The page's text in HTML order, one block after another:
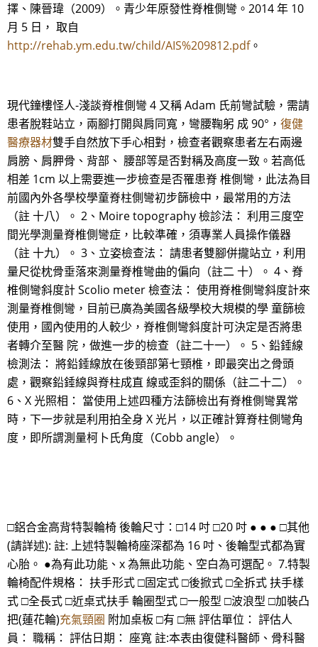
擇、陳晉瑋（2009）。青少年原發性脊椎側彎。2014 年 10
月 5 日， 取自
http://rehab.ym.edu.tw/child/AIS%209812.pdf。
現代鐘樓怪人-淺談脊椎側彎 4 又稱 Adam 氏前彎試驗，需請
患者脫鞋站立，兩腳打開與肩同寬，彎腰鞠躬 成 90°， 復健
醫療器材雙手自然放下手心相對，檢查者觀察患者左右兩邊
肩膀、肩胛骨、背部、 腰部等是否對稱及高度一致。若高低
相差 1cm 以上需要進一步檢查是否罹患脊 椎側彎，此法為目
前國內外各學校學童脊柱側彎初步篩檢中，最常用的方法
（註 十八）。 2、Moire topography 檢診法： 利用三度空
間光學測量脊椎側彎症，比較準確，須專業人員操作儀器
（註 十九）。 3、立姿檢查法： 請患者雙腳併攏站立，利用
量尺從枕骨垂落來測量脊椎彎曲的偏向（註二 十）。 4、脊
椎側彎斜度計 Scolio meter 檢查法： 使用脊椎側彎斜度計來
測量脊椎側彎，目前已廣為美國各級學校大規模的學 童篩檢
使用，國內使用的人較少，脊椎側彎斜度計可決定是否將患
者轉介至醫 院，做進一步的檢查（註二十一）。 5、鉛錘線
檢測法： 將鉛錘線放在後頸部第七頸椎，即最突出之骨頭
處，觀察鉛錘線與脊柱成直 線或歪斜的關係（註二十二）。
6、X 光照相： 當使用上述四種方法篩檢出有脊椎側彎異常
時，下一步就是利用拍全身 X 光片，以正確計算脊柱側彎角
度，即所謂測量柯卜氏角度（Cobb angle）。
□鋁合金高背特製輪椅 後輪尺寸：□14 吋 □20 吋 ● ● ● □其他
(請詳述): 註: 上述特製輪椅座深都為 16 吋、後輪型式都為實
心胎。 ●為有此功能、x 為無此功能、空白為可選配。 7.特製
輪椅配件規格： 扶手形式 □固定式 □後掀式 □全拆式 扶手樣
式 □全長式 □近桌式扶手 輪圈型式 □一般型 □波浪型 □加裝凸
把(蓮花輪)充氣頸圈 附加桌板 □有 □無 評估單位： 評估人
員： 職稱： 評估日期： 座寬 註:本表由復健科醫師、骨科醫